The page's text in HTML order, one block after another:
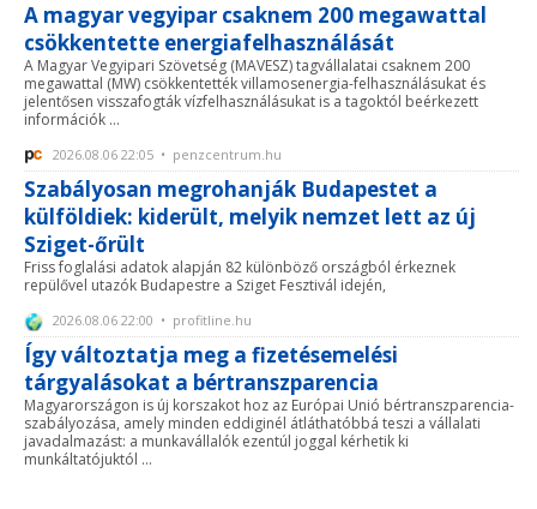
A magyar vegyipar csaknem 200 megawattal
csökkentette energiafelhasználását
A Magyar Vegyipari Szövetség (MAVESZ) tagvállalatai csaknem 200
megawattal (MW) csökkentették villamosenergia-felhasználásukat és
jelentősen visszafogták vízfelhasználásukat is a tagoktól beérkezett
információk ...
2026.08.06 22:05 • penzcentrum.hu
Szabályosan megrohanják Budapestet a
külföldiek: kiderült, melyik nemzet lett az új
Sziget-őrült
Friss foglalási adatok alapján 82 különböző országból érkeznek
repülővel utazók Budapestre a Sziget Fesztivál idején,
2026.08.06 22:00 • profitline.hu
Így változtatja meg a fizetésemelési
tárgyalásokat a bértranszparencia
Magyarországon is új korszakot hoz az Európai Unió bértranszparencia-
szabályozása, amely minden eddiginél átláthatóbbá teszi a vállalati
javadalmazást: a munkavállalók ezentúl joggal kérhetik ki
munkáltatójuktól ...